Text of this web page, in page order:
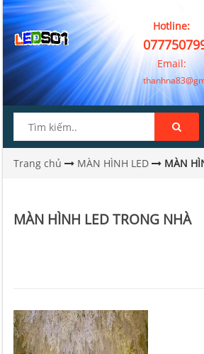
Hotline:
Email:
Trang chủ MÀN HÌNH LED MÀN
MÀN HÌNH LED TRONG NHÀ